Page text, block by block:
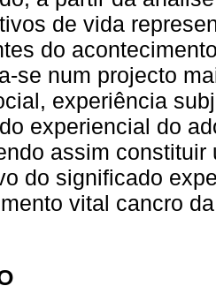
de vida
do
se num projecto
experiência
experiencial do
assim
do significado
vital cancro